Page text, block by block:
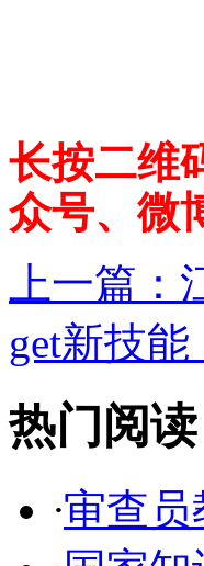
长按二维
众号、微
上一篇：
get新技
热门阅读
·审查员